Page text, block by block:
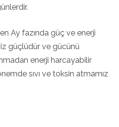
Ay fazında güç ve enerji
güçlüdür ve gücünü
enerji harcayabilir
sıvı ve toksin atmamız